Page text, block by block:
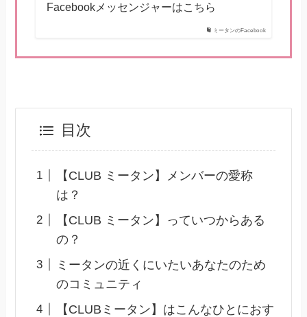
ミータンのFacebook
Facebookメッセンジャーはこちら
目次
【CLUB ミータン】メンバーの愛称
は？
【CLUB ミータン】っていつからある
の？
ミータンの近くにいたいあなたのため
のコミュニティ
【CLUBミータン】はこんなひとにおす